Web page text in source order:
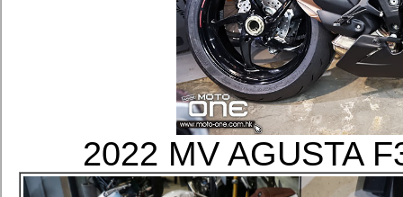
2022 MV AGUSTA